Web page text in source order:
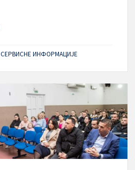
СЕРВИСНЕ ИНФОРМАЦИЈЕ